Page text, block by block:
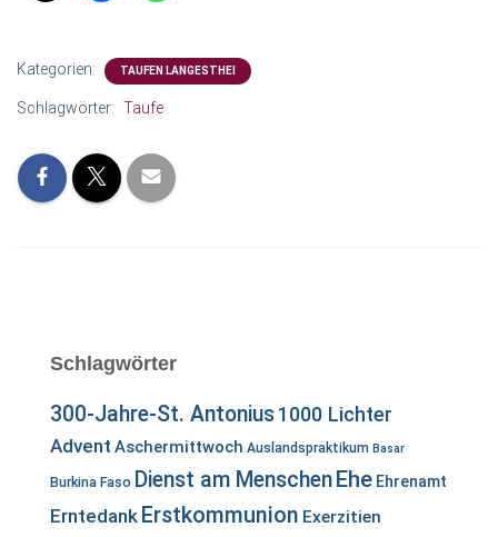
Kategorien: TAUFEN LANGESTHEI
Schlagwörter: Taufe
Schlagwörter
300-Jahre-St. Antonius1000 Lichter
Advent Aschermittwoch Auslandspraktikum Basar
Burkina Faso Dienst am MenschenEhe Ehrenamt
Erntedank Erstkommunion Exerzitien